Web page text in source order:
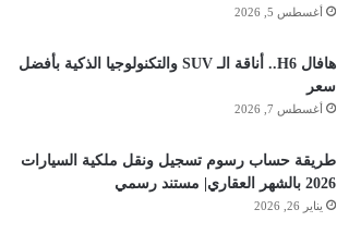
أغسطس 5, 2026
هافال H6.. أناقة الـ SUV والتكنولوجيا الذكية بأفضل
سعر
أغسطس 7, 2026
طريقة حساب رسوم تسجيل ونقل ملكية السيارات
2026 بالشهر العقاري| مستند رسمي
يناير 26, 2026